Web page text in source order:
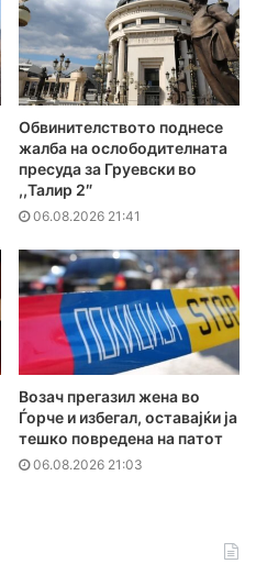
Обвинителството поднесе
жалба на ослободителната
пресуда за Груевски во
,,Талир 2″
06.08.2026 21:41
Возач прегазил жена во
Ѓорче и избегал, оставајќи ја
тешко повредена на патот
06.08.2026 21:03